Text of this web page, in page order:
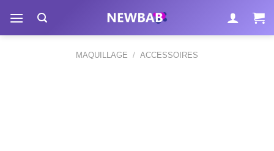
contenu
MAQUILLAGE / ACCESSOIRES